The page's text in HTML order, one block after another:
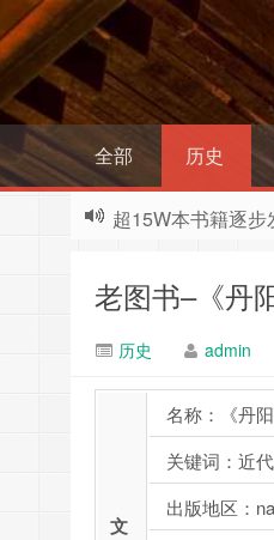
全部 历史
超15W本书籍逐步
老图书–《丹
历史 admin
文
名称：《丹
关键词：近
出版地区：